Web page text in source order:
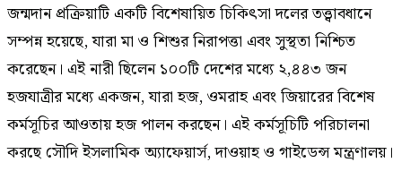
জন্মদান প্রক্রিয়াটি একটি বিশেষায়িত চিকিৎসা দলের তত্ত্বাবধানে
সম্পন্ন হয়েছে, যারা মা ও শিশুর নিরাপত্তা এবং সুস্থতা নিশ্চিত
করেছেন। এই নারী ছিলেন ১০০টি দেশের মধ্যে ২,৪৪৩ জন
হজযাত্রীর মধ্যে একজন, যারা হজ, ওমরাহ এবং জিয়ারের বিশেষ
কর্মসূচির আওতায় হজ পালন করছেন। এই কর্মসূচিটি পরিচালনা
করছে সৌদি ইসলামিক অ্যাফেয়ার্স, দাওয়াহ ও গাইডেন্স মন্ত্রণালয়।